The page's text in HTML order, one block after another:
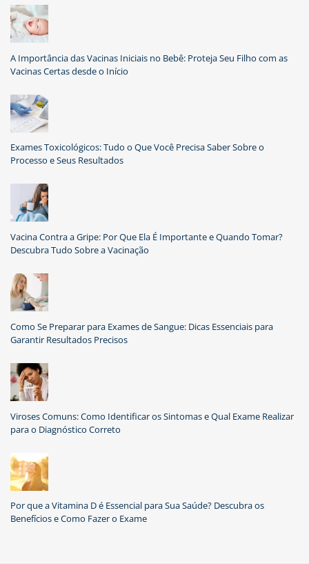
A Importância das Vacinas Iniciais no Bebê: Proteja Seu Filho com as
Vacinas Certas desde o Início
Exames Toxicológicos: Tudo o Que Você Precisa Saber Sobre o
Processo e Seus Resultados
Vacina Contra a Gripe: Por Que Ela É Importante e Quando Tomar?
Descubra Tudo Sobre a Vacinação
Como Se Preparar para Exames de Sangue: Dicas Essenciais para
Garantir Resultados Precisos
Viroses Comuns: Como Identificar os Sintomas e Qual Exame Realizar
para o Diagnóstico Correto
Por que a Vitamina D é Essencial para Sua Saúde? Descubra os
Benefícios e Como Fazer o Exame